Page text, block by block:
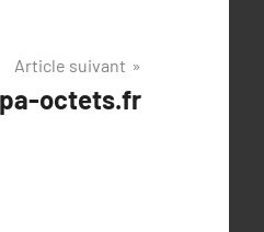
Article suivant
octets.fr